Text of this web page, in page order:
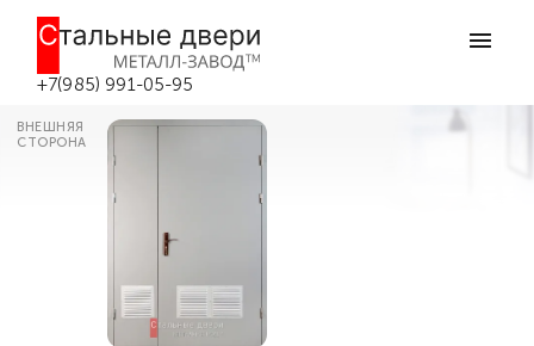
+7(985) 991-05-95
Дачная дверь с вент-решеткой №26
в Боровске
Главная
ВНЕШНЯЯ
СТОРОНА